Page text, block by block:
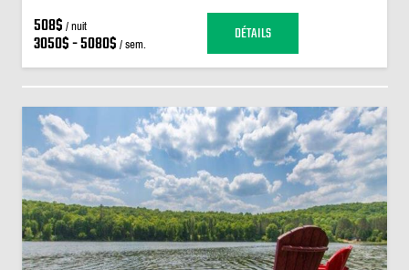
508$ / nuit
3050$ - 5080$ / sem. DÉTAILS